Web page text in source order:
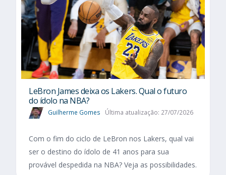
LeBron James deixa os Lakers. Qual o futuro
do ídolo na NBA?
Guilherme Gomes Última atualização: 27/07/2026
Com o fim do ciclo de LeBron nos Lakers, qual vai
ser o destino do ídolo de 41 anos para sua
provável despedida na NBA? Veja as possibilidades.